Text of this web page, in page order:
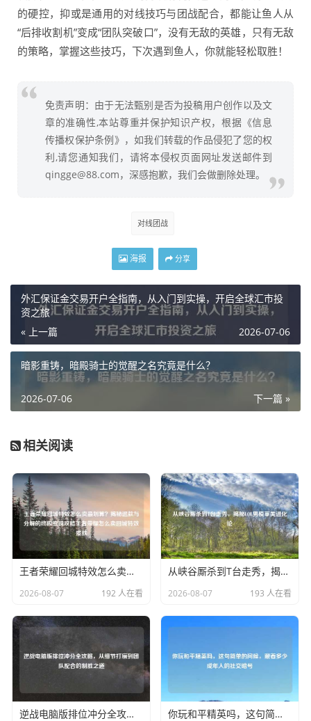
的硬控，抑或是通用的对线技巧与团战配合，都能让鱼人从
“后排收割机”变成“团队突破口”，没有无敌的英雄，只有无敌
的策略，掌握这些技巧，下次遇到鱼人，你就能轻松取胜！
免责声明：由于无法甄别是否为投稿用户创作以及文
章的准确性,本站尊重并保护知识产权，根据《信息
传播权保护条例》，如我们转载的作品侵犯了您的权
利,请您通知我们，请将本侵权页面网址发送邮件到
qingge@88.com，深感抱歉，我们会做删除处理。
对线团战
海报 分享
外汇保证金交易开户全指南，从入门到实操，开启全球汇市投
资之旅
« 上一篇
2026-07-06
暗影重铸，暗殿骑士的觉醒之名究竟是什么？
下一篇 »
2026-07-06
相关阅读
王者荣耀回城特效怎么卖最划算？揭秘退款与分解的终极变现攻略王者荣耀怎么卖回城特效皮肤
2026-08-07 192 人在看
从峡谷厮杀到T台走秀，揭秘LOL男模审美进化论
2026-08-07 193 人在看
逆战电脑版排位冲分全攻略，从细节打磨到团队配合的制胜之道 你玩和平精英吗，这句简单的问候，藏着多少成年人的社交暗号